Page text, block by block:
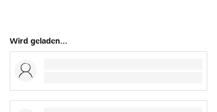
Wird geladen...